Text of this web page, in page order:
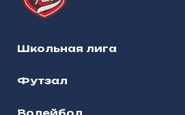
Школьная лига
Футзал
Волейбол